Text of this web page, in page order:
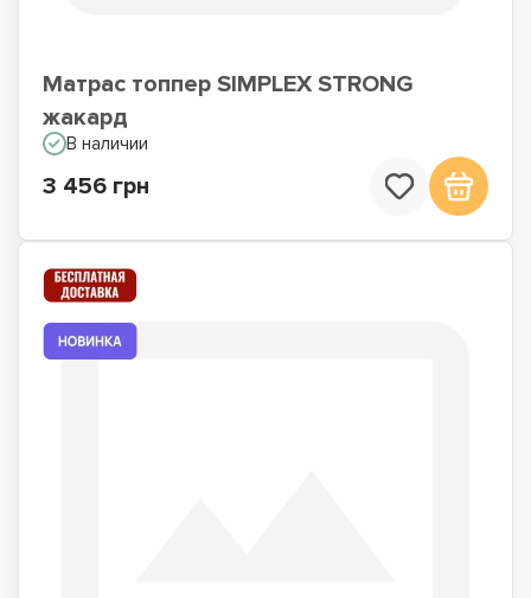
Матрас топпер SIMPLEX STRONG
жакард
В наличии
3 456 грн